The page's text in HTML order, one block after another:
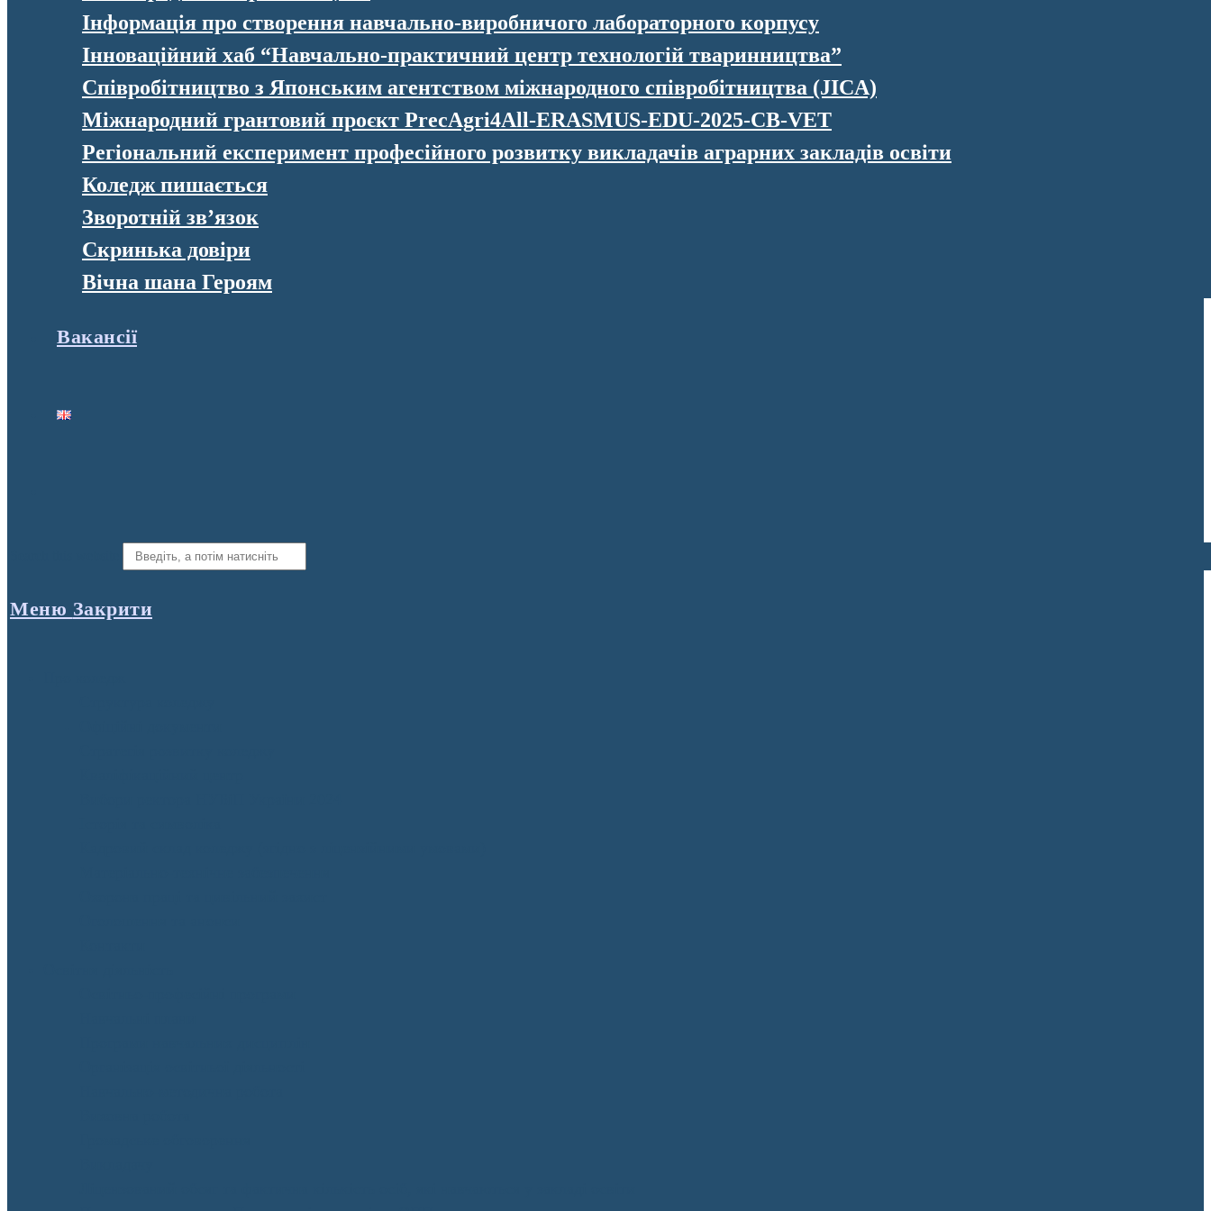
Інформація про створення навчально-виробничого лабораторного корпусу
Інноваційний хаб “Навчально-практичний центр технологій тваринництва”
Співробітництво з Японським агентством міжнародного співробітництва (JICA)
Міжнародний грантовий проєкт PrecAgri4All-ERASMUS-EDU-2025-CB-VET
Регіональний експеримент професійного розвитку викладачів аграрних закладів освіти
Коледж пишається
Зворотній зв’язок
Скринька довіри
Вічна шана Героям
Вакансії
Меню Закрити